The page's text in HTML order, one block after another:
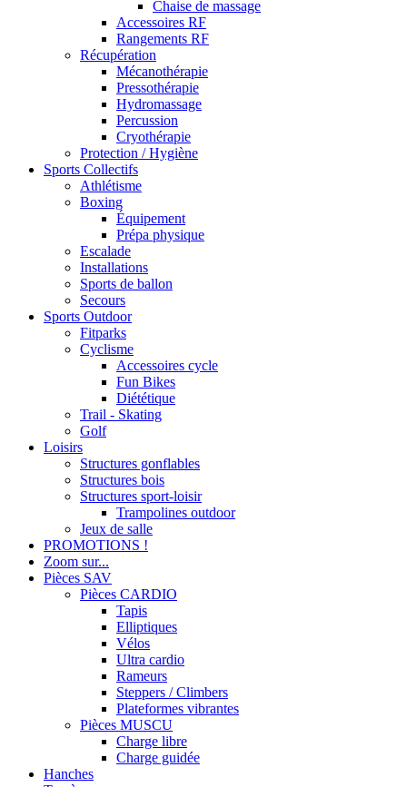
Chaise de massage
Accessoires RF
Rangements RF
Récupération
Mécanothérapie
Pressothérapie
Hydromassage
Percussion
Cryothérapie
Protection / Hygiène
Sports Collectifs
Athlétisme
Boxing
Équipement
Prépa physique
Escalade
Installations
Sports de ballon
Secours
Sports Outdoor
Fitparks
Cyclisme
Accessoires cycle
Fun Bikes
Diététique
Trail - Skating
Golf
Loisirs
Structures gonflables
Structures bois
Structures sport-loisir
Trampolines outdoor
Jeux de salle
PROMOTIONS !
Zoom sur...
Pièces SAV
Pièces CARDIO
Tapis
Elliptiques
Vélos
Ultra cardio
Rameurs
Steppers / Climbers
Plateformes vibrantes
Pièces MUSCU
Charge libre
Charge guidée
Hanches